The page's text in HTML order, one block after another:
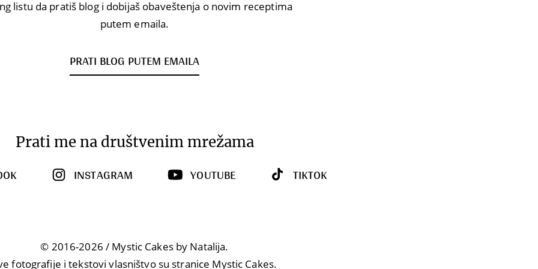
listu da pratiš blog i dobijaš obaveštenja o novim receptima
putem emaila.
PRATI BLOG PUTEM EMAILA
Prati me na društvenim mrežama
INSTAGRAM YOUTUBE TIKTOK
© 2016-2026 / Mystic Cakes by Natalija.
fotografije i tekstovi vlasništvo su stranice Mystic Cakes.